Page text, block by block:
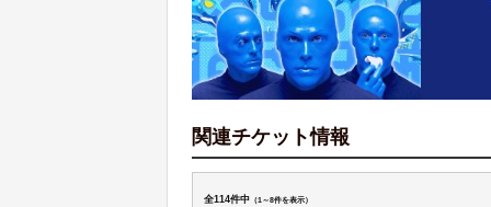
関連チケット情報
全114件中（1～8件を表示）